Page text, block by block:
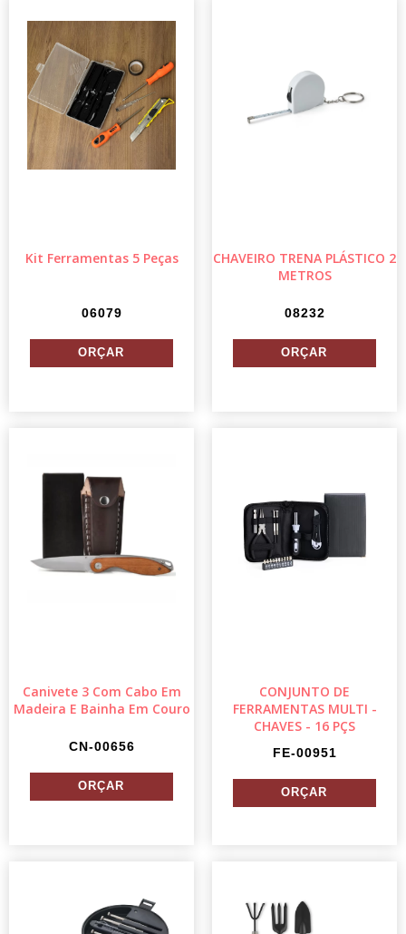
Kit Ferramentas 5 Peças
06079
CHAVEIRO TRENA PLÁSTICO 2
METROS
08232
Canivete 3 Com Cabo Em
Madeira E Bainha Em Couro
CN-00656
CONJUNTO DE
FERRAMENTAS MULTI -
CHAVES - 16 PÇS
FE-00951